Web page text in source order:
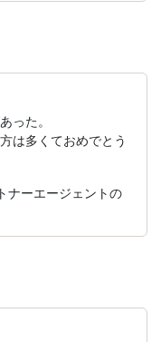
った。
は多くておめでとう
ーエージェントの